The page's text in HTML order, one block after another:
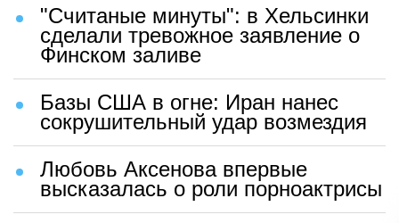
"Считаные минуты": в Хельсинки
сделали тревожное заявление о
Финском заливе
Базы США в огне: Иран нанес
сокрушительный удар возмездия
Любовь Аксенова впервые
высказалась о роли порноактрисы